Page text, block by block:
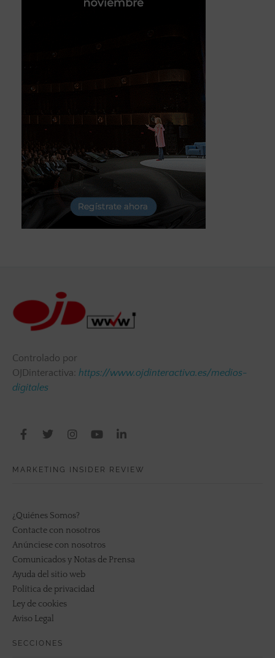
Controlado por
OJDinteractiva: https://www.ojdinteractiva.es/medios-
digitales
MARKETING INSIDER REVIEW
¿Quiénes Somos?
Contacte con nosotros
Anúnciese con nosotros
Comunicados y Notas de Prensa
Ayuda del sitio web
Política de privacidad
Ley de cookies
Aviso Legal
SECCIONES